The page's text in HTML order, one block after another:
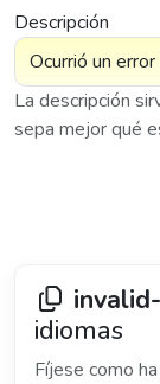
Descripción
La descripción
sepa mejor qué
idiomas
Fíjese como